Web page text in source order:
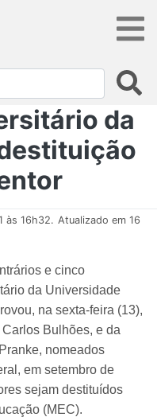
da
às 16h32. Atualizado em 16
e cinco
da Universidade
na sexta-feira (13),
Bulhões, e da
nomeados
em setembro de
sejam destituídos
(MEC).